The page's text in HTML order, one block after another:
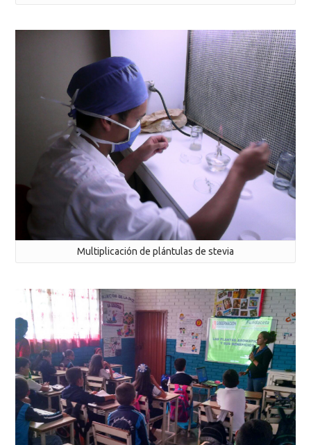
Multiplicación de plántulas de stevia